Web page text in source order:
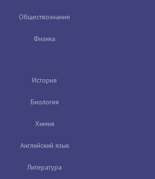
Обществознание
Физика
История
Биология
Химия
Английский язык
Литература